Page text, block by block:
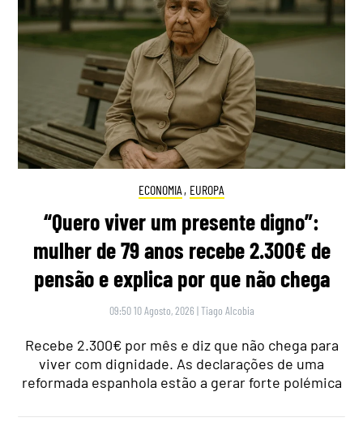
ECONOMIA , EUROPA
“Quero viver um presente digno”:
mulher de 79 anos recebe 2.300€ de
pensão e explica por que não chega
09:50 10 Agosto, 2026 |Tiago Alcobia
Recebe 2.300€ por mês e diz que não chega para
viver com dignidade. As declarações de uma
reformada espanhola estão a gerar forte polémica